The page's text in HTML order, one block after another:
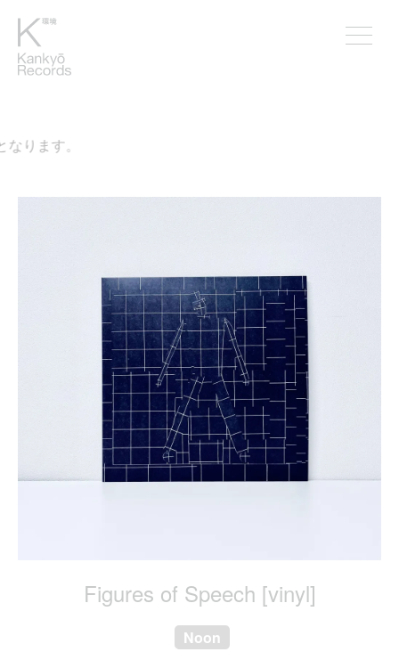
ます。
Figures of Speech [vinyl]
Noon